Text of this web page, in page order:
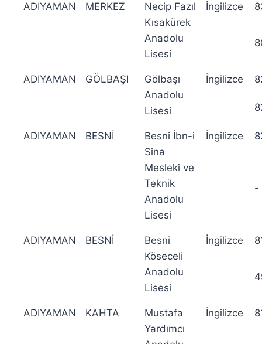
ADIYAMAN MERKEZ
Necip Fazıl
Kısakürek
Anadolu
Lisesi
İngilizce
ADIYAMAN GÖLBAŞI
Gölbaşı
Anadolu
Lisesi
İngilizce
ADIYAMAN BESNİ
Besni İbn-i
Sina
Mesleki ve
Teknik
Anadolu
Lisesi
İngilizce
-
ADIYAMAN BESNİ
Besni
Köseceli
Anadolu
Lisesi
İngilizce
ADIYAMAN KAHTA
Mustafa
Yardımcı
İngilizce